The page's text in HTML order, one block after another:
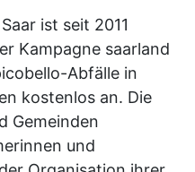
ist seit 2011
Kampagne saarland
Abfälle in
kostenlos an. Die
Gemeinden
und